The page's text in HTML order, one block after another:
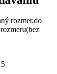
rozmer,do